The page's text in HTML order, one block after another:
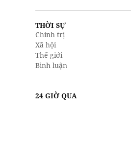
THỜI SỰ
Chính trị
Xã hội
Thế giới
Bình luận
24 GIỜ QUA